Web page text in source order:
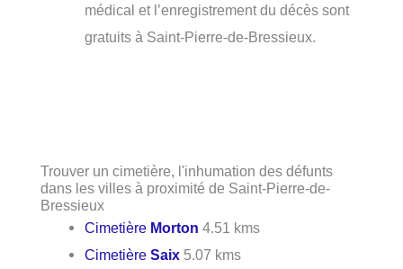
médical et l’enregistrement du décès sont
gratuits à Saint-Pierre-de-Bressieux.
Trouver un cimetière, l'inhumation des défunts
dans les villes à proximité de Saint-Pierre-de-
Bressieux
Cimetière Morton 4.51 kms
CimetièreSaix 5.07 kms